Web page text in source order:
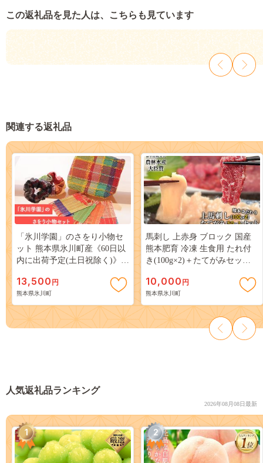
この返礼品を見た人は、こちらも見ています
関連する返礼品
「氷川学園」のさをり小物セ
ット 熊本県氷川町産《60日以
内に出荷予定(土日祝除く)》--
13,500 円
熊本県氷川町
馬刺し 上赤身 ブロック 国産
熊本肥育 冷凍 生食用 たれ付
き(100g×2)＋たてがみセット
よりヘルシー 馬肉 予約 平成
27年28年 農林水産大臣賞受賞
熊本県氷川町《90日以内に出
荷予定(土日祝除く)》---
hkw_lcl_33_250g---
10,000 円
熊本県氷川町
人気返礼品ランキング
2026年08月08日最新
1 2